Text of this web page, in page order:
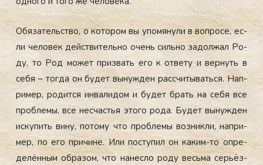
Обя­затель­ство, о ко­тором вы упо­мяну­ли в воп­ро­се, ес­
ли че­ловек дей­стви­тель­но очень силь­но за­дол­жал Ро­
ду, то Род мо­жет приз­вать его к от­ве­ту и вер­нуть в
се­бя – тог­да он бу­дет вы­нуж­ден рас­счи­тывать­ся. Нап­
ри­мер, ро­дит­ся ин­ва­лидом и бу­дет брать на се­бя все
проб­ле­мы, все нес­частья это­го ро­да. Бу­дет вы­нуж­ден
ис­ку­пить ви­ну, по­тому что проб­ле­мы воз­никли, нап­ри­
мер, по его при­чине. Или пос­ту­пил он ка­ким-то оп­ре­
делён­ным об­ра­зом, что на­нес­ло ро­ду весь­ма серь­ёз­